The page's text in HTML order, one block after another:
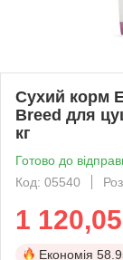
Сухий корм
Breed для
кг
Готово до
Код: 05540
1 120,05
Економія